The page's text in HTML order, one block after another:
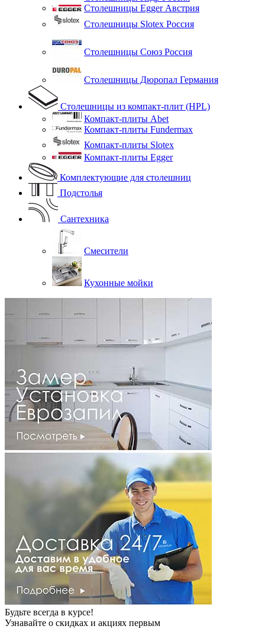
Столешницы Egger Австрия
Столешницы Slotex Россия
Столешницы Союз Россия
Столешницы Дюропал Германия
Столешницы из компакт-плит (HPL)
Компакт-плиты Abet
Компакт-плиты Fundermax
Компакт-плиты Slotex
Компакт-плиты Egger
Комплектующие для столешниц
Подстолья
Сантехника
Смесители
Кухонные мойки
Будьте всегда в курсе!
Узнавайте о скидках и акциях первым